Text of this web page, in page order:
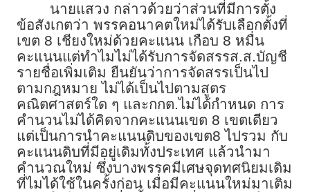
นายแสวง กล่าวด้วยว่าส่วนที่มีการตั้ง
ข้อสังเกตว่า พรรคอนาคตใหม่ได้รับเลือกตั้งที่
เขต 8 เชียงใหม่ด้วยคะแนน เกือบ 8 หมื่น
คะแนนแต่ทำไมไม่ได้รับการจัดสรรส.ส.บัญชี
รายชื่อเพิ่มเติม ยืนยันว่าการจัดสรรเป็นไป
ตามกฎหมาย ไม่ได้เป็นไปตามสูตร
คณิตศาสตร์ใด ๆ และกกต.ไม่ได้กำหนด การ
คำนวนไม่ได้คิดจากคะแนนเขต 8 เขตเดียว
แต่เป็นการนำคะแนนดิบของเขต8 ไปรวม กับ
คะแนนดิบที่มีอยู่เดิมทั้งประเทศ แล้วนำมา
คำนวณใหม่ ซึ่งบางพรรคมีเศษจุดทศนิยมเดิม
ที่ไมได้ใช้ในครั้งก่อน เมื่อมีคะแนนใหม่มาเติม